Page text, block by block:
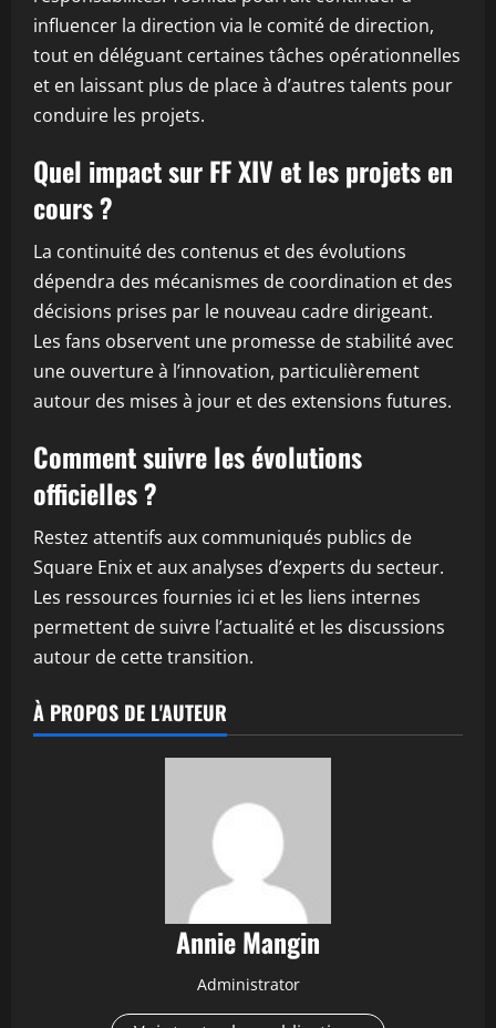
influencer la direction via le comité de direction,
tout en déléguant certaines tâches opérationnelles
et en laissant plus de place à d’autres talents pour
conduire les projets.
Quel impact sur FF XIV et les projets en
cours ?
La continuité des contenus et des évolutions
dépendra des mécanismes de coordination et des
décisions prises par le nouveau cadre dirigeant.
Les fans observent une promesse de stabilité avec
une ouverture à l’innovation, particulièrement
autour des mises à jour et des extensions futures.
Comment suivre les évolutions
officielles ?
Restez attentifs aux communiqués publics de
Square Enix et aux analyses d’experts du secteur.
Les ressources fournies ici et les liens internes
permettent de suivre l’actualité et les discussions
autour de cette transition.
À PROPOS DE L'AUTEUR
Annie Mangin
Administrator